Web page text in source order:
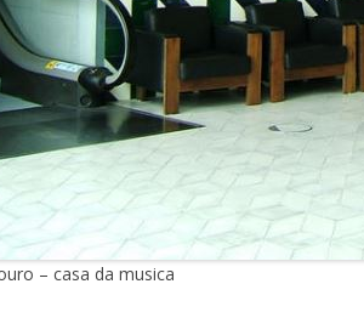
– casa da musica